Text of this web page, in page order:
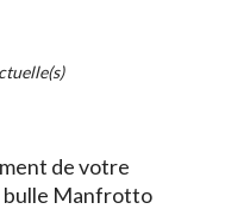
de votre
bulle Manfrotto